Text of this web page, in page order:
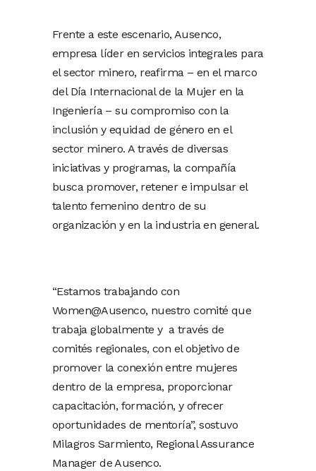
Frente a este escenario, Ausenco,
empresa líder en servicios integrales para
el sector minero, reafirma – en el marco
del Día Internacional de la Mujer en la
Ingeniería – su compromiso con la
inclusión y equidad de género en el
sector minero. A través de diversas
iniciativas y programas, la compañía
busca promover, retener e impulsar el
talento femenino dentro de su
organización y en la industria en general.
“Estamos trabajando con
Women@Ausenco, nuestro comité que
trabaja globalmente y a través de
comités regionales, con el objetivo de
promover la conexión entre mujeres
dentro de la empresa, proporcionar
capacitación, formación, y ofrecer
oportunidades de mentoría”, sostuvo
Milagros Sarmiento, Regional Assurance
Manager de Ausenco.